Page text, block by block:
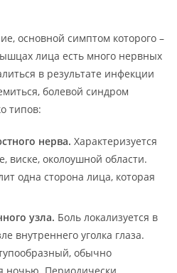
основной симптом которого –
лица есть много нервных
в результате инфекции
болевой синдром
типов:
нерва. Характеризуется
виске, околоушной области.
одна сторона лица, которая
узла. Боль локализуется в
внутреннего уголка глаза.
обычно